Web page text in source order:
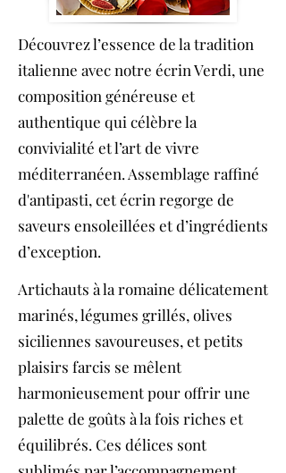
Découvrez l’essence de la tradition
italienne avec notre écrin Verdi, une
composition généreuse et
authentique qui célèbre la
convivialité et l’art de vivre
méditerranéen. Assemblage raffiné
d'antipasti, cet écrin regorge de
saveurs ensoleillées et d’ingrédients
d’exception.
Artichauts à la romaine délicatement
marinés, légumes grillés, olives
siciliennes savoureuses, et petits
plaisirs farcis se mêlent
harmonieusement pour offrir une
palette de goûts à la fois riches et
équilibrés. Ces délices sont